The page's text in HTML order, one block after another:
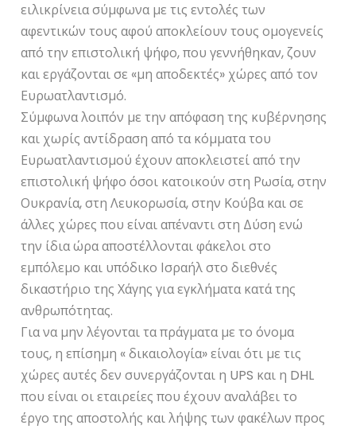
ειλικρίνεια σύμφωνα με τις εντολές των
αφεντικών τους αφού αποκλείουν τους ομογενείς
από την επιστολική ψήφο, που γεννήθηκαν, ζουν
και εργάζονται σε «μη αποδεκτές» χώρες από τον
Ευρωατλαντισμό.
Σύμφωνα λοιπόν με την απόφαση της κυβέρνησης
και χωρίς αντίδραση από τα κόμματα του
Ευρωατλαντισμού έχουν αποκλειστεί από την
επιστολική ψήφο όσοι κατοικούν στη Ρωσία, στην
Ουκρανία, στη Λευκορωσία, στην Κούβα και σε
άλλες χώρες που είναι απέναντι στη Δύση ενώ
την ίδια ώρα αποστέλλονται φάκελοι στο
εμπόλεμο και υπόδικο Ισραήλ στο διεθνές
δικαστήριο της Χάγης για εγκλήματα κατά της
ανθρωπότητας.
Για να μην λέγονται τα πράγματα με το όνομα
τους, η επίσημη « δικαιολογία» είναι ότι με τις
χώρες αυτές δεν συνεργάζονται η UPS και η DHL
που είναι οι εταιρείες που έχουν αναλάβει το
έργο της αποστολής και λήψης των φακέλων προς